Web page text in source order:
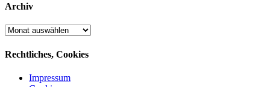
Archiv
Archiv
Rechtliches, Cookies
Impressum